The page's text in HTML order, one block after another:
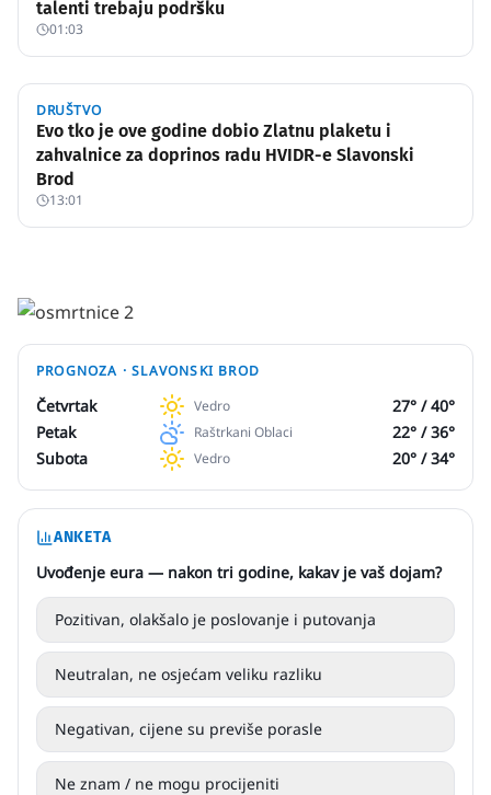
talenti trebaju podršku
01:03
DRUŠTVO
Evo tko je ove godine dobio Zlatnu plaketu i
zahvalnice za doprinos radu HVIDR-e Slavonski
Brod
13:01
PROGNOZA ·SLAVONSKI BROD
Četvrtak Vedro 27° /40°
Petak
Raštrkani Oblaci 22° /36°
Subota
Vedro 20° /34°
ANKETA
Uvođenje eura — nakon tri godine, kakav je vaš dojam?
Pozitivan, olakšalo je poslovanje i putovanja
Neutralan, ne osjećam veliku razliku
Negativan, cijene su previše porasle
Ne znam / ne mogu procijeniti